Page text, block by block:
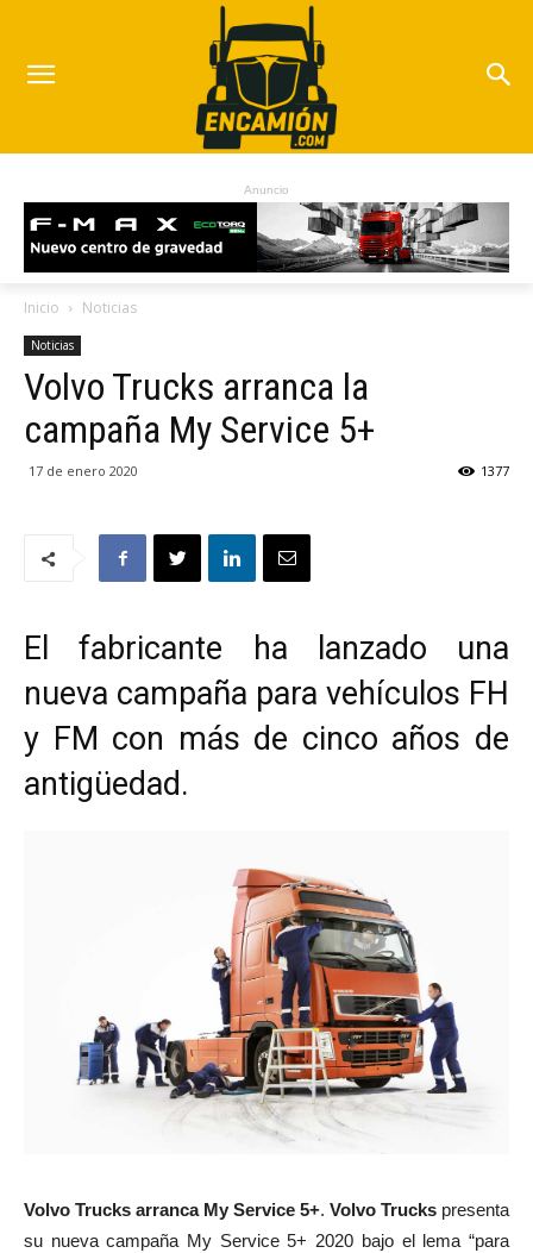
Anuncio
Inicio Noticias
Noticias
Volvo Trucks arranca la
campaña My Service 5+
17 de enero 2020 1377
El fabricante ha lanzado una
nueva campaña para vehículos FH
y FM con más de cinco años de
antigüedad.
Volvo Trucks arranca My Service 5+. Volvo Trucks presenta
su nueva campaña My Service 5+ 2020 bajo el lema “para